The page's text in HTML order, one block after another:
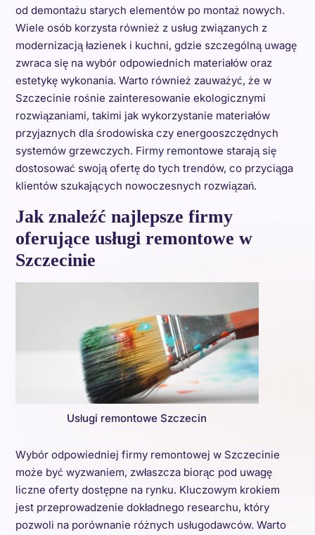
od demontażu starych elementów po montaż nowych.
Wiele osób korzysta również z usług związanych z
modernizacją łazienek i kuchni, gdzie szczególną uwagę
zwraca się na wybór odpowiednich materiałów oraz
estetykę wykonania. Warto również zauważyć, że w
Szczecinie rośnie zainteresowanie ekologicznymi
rozwiązaniami, takimi jak wykorzystanie materiałów
przyjaznych dla środowiska czy energooszczędnych
systemów grzewczych. Firmy remontowe starają się
dostosować swoją ofertę do tych trendów, co przyciąga
klientów szukających nowoczesnych rozwiązań.
Jak znaleźć najlepsze firmy
oferujące usługi remontowe w
Szczecinie
Usługi remontowe Szczecin
Wybór odpowiedniej firmy remontowej w Szczecinie
może być wyzwaniem, zwłaszcza biorąc pod uwagę
liczne oferty dostępne na rynku. Kluczowym krokiem
jest przeprowadzenie dokładnego researchu, który
pozwoli na porównanie różnych usługodawców. Warto